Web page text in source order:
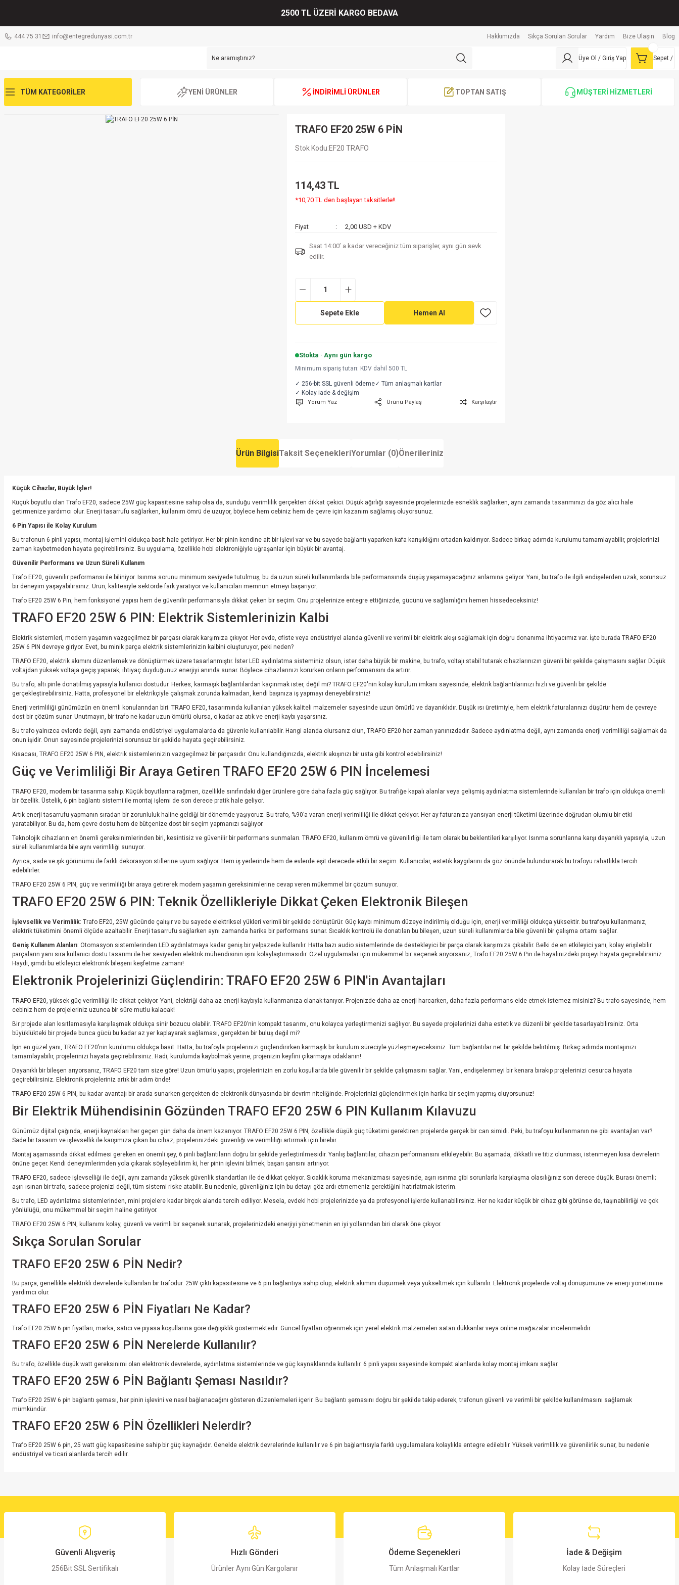
2500 TL ÜZERİ KARGO BEDAVA
444 75 31 info@entegredunyasi.com.tr Hakkımızda Sıkça Sorulan Sorular Yardım Bize Ulaşın Blog
Üye Ol / Giriş Yap Sepet /
TÜM KATEGORİLER YENİ ÜRÜNLER İNDİRİMLİ ÜRÜNLER TOPTAN SATIŞ MÜŞTERİ HİZMETLERİ
TRAFO EF20 25W 6 PİN
Stok Kodu EF20 TRAFO
114,43 TL
*10,70 TL den başlayan taksitlerle!!
Fiyat 2,00 USD + KDV
Saat 14:00’ a kadar vereceğiniz tüm siparişler, aynı gün sevk
edilir.
Sepete Ekle Hemen Al
Stokta · Aynı gün kargo
Minimum sipariş tutarı: KDV dahil 500 TL
✓ 256-bit SSL güvenli ödeme✓ Tüm anlaşmalı kartlar
✓ Kolay iade & değişim
Yorum Yaz Ürünü Paylaş Karşılaştır
Ürün BilgisiTaksit SeçenekleriYorumlar (0)Önerileriniz
Küçük Cihazlar, Büyük İşler!
Küçük boyutlu olan Trafo EF20, sadece 25W güç kapasitesine sahip olsa da, sunduğu verimlilik gerçekten dikkat çekici. Düşük ağırlığı sayesinde projelerinizde esneklik sağlarken, aynı zamanda tasarımınızı da göz alıcı hale
getirmenize yardımcı olur. Enerji tasarrufu sağlarken, kullanım ömrü de uzuyor, böylece hem cebiniz hem de çevre için kazanım sağlamış oluyorsunuz.
6 Pin Yapısı ile Kolay Kurulum
Bu trafonun 6 pinli yapısı, montaj işlemini oldukça basit hale getiriyor. Her bir pinin kendine ait bir işlevi var ve bu sayede bağlantı yaparken kafa karışıklığını ortadan kaldırıyor. Sadece birkaç adımda kurulumu tamamlayabilir, projelerinizi
zaman kaybetmeden hayata geçirebilirsiniz. Bu uygulama, özellikle hobi elektroniğiyle uğraşanlar için büyük bir avantaj.
Güvenilir Performans ve Uzun Süreli Kullanım
Trafo EF20, güvenilir performansı ile biliniyor. Isınma sorunu minimum seviyede tutulmuş, bu da uzun süreli kullanımlarda bile performansında düşüş yaşamayacağınız anlamına geliyor. Yani, bu trafo ile ilgili endişelerden uzak, sorunsuz
bir deneyim yaşayabilirsiniz. Ürün, kalitesiyle sektörde fark yaratıyor ve kullanıcıları memnun etmeyi başarıyor.
Trafo EF20 25W 6 Pin, hem fonksiyonel yapısı hem de güvenilir performansıyla dikkat çeken bir seçim. Onu projelerinize entegre ettiğinizde, gücünü ve sağlamlığını hemen hissedeceksiniz!
TRAFO EF20 25W 6 PIN: Elektrik Sistemlerinizin Kalbi
Elektrik sistemleri, modern yaşamın vazgeçilmez bir parçası olarak karşımıza çıkıyor. Her evde, ofiste veya endüstriyel alanda güvenli ve verimli bir elektrik akışı sağlamak için doğru donanıma ihtiyacımız var. İşte burada TRAFO EF20
25W 6 PIN devreye giriyor. Evet, bu minik parça elektrik sistemlerinizin kalbini oluşturuyor, peki neden?
TRAFO EF20, elektrik akımını düzenlemek ve dönüştürmek üzere tasarlanmıştır. İster LED aydınlatma sisteminiz olsun, ister daha büyük bir makine, bu trafo, voltajı stabil tutarak cihazlarınızın güvenli bir şekilde çalışmasını sağlar. Düşük
voltajdan yüksek voltaja geçiş yaparak, ihtiyaç duyduğunuz enerjiyi anında sunar. Böylece cihazlarınızı korurken onların performansını da artırır.
Bu trafo, altı pinle donatılmış yapısıyla kullanıcı dostudur. Herkes, karmaşık bağlantılardan kaçınmak ister, değil mi? TRAFO EF20'nin kolay kurulum imkanı sayesinde, elektrik bağlantılarınızı hızlı ve güvenli bir şekilde
gerçekleştirebilirsiniz. Hatta, profesyonel bir elektrikçiyle çalışmak zorunda kalmadan, kendi başınıza iş yapmayı deneyebilirsiniz!
Enerji verimliliği günümüzün en önemli konularından biri. TRAFO EF20, tasarımında kullanılan yüksek kaliteli malzemeler sayesinde uzun ömürlü ve dayanıklıdır. Düşük ısı üretimiyle, hem elektrik faturalarınızı düşürür hem de çevreye
dost bir çözüm sunar. Unutmayın, bir trafo ne kadar uzun ömürlü olursa, o kadar az atık ve enerji kaybı yaşarsınız.
Bu trafo yalnızca evlerde değil, aynı zamanda endüstriyel uygulamalarda da güvenle kullanılabilir. Hangi alanda olursanız olun, TRAFO EF20 her zaman yanınızdadır. Sadece aydınlatma değil, aynı zamanda enerji verimliliği sağlamak da
onun işidir. Onun sayesinde projelerinizi sorunsuz bir şekilde hayata geçirebilirsiniz.
Kısacası, TRAFO EF20 25W 6 PIN, elektrik sistemlerinizin vazgeçilmez bir parçasıdır. Onu kullandığınızda, elektrik akışınızı bir usta gibi kontrol edebilirsiniz!
Güç ve Verimliliği Bir Araya Getiren TRAFO EF20 25W 6 PIN İncelemesi
TRAFO EF20, modern bir tasarıma sahip. Küçük boyutlarına rağmen, özellikle sınıfındaki diğer ürünlere göre daha fazla güç sağlıyor. Bu trafiğe kapalı alanlar veya gelişmiş aydınlatma sistemlerinde kullanılan bir trafo için oldukça önemli
bir özellik. Üstelik, 6 pin bağlantı sistemi ile montaj işlemi de son derece pratik hale geliyor.
Artık enerji tasarrufu yapmanın sıradan bir zorunluluk haline geldiği bir dönemde yaşıyoruz. Bu trafo, %90’a varan enerji verimliliği ile dikkat çekiyor. Her ay faturanıza yansıyan enerji tüketimi üzerinde doğrudan olumlu bir etki
yaratabiliyor. Bu da, hem çevre dostu hem de bütçenize dost bir seçim yapmanızı sağlıyor.
Teknolojik cihazların en önemli gereksinimlerinden biri, kesintisiz ve güvenilir bir performans sunmaları. TRAFO EF20, kullanım ömrü ve güvenilirliği ile tam olarak bu beklentileri karşılıyor. Isınma sorunlarına karşı dayanıklı yapısıyla, uzun
süreli kullanımlarda bile aynı verimliliği sunuyor.
Ayrıca, sade ve şık görünümü ile farklı dekorasyon stillerine uyum sağlıyor. Hem iş yerlerinde hem de evlerde eşit derecede etkili bir seçim. Kullanıcılar, estetik kaygılarını da göz önünde bulundurarak bu trafoyu rahatlıkla tercih
edebilirler.
TRAFO EF20 25W 6 PIN, güç ve verimliliği bir araya getirerek modern yaşamın gereksinimlerine cevap veren mükemmel bir çözüm sunuyor.
TRAFO EF20 25W 6 PIN: Teknik Özellikleriyle Dikkat Çeken Elektronik Bileşen
İşlevsellik ve Verimlilik: Trafo EF20, 25W gücünde çalışır ve bu sayede elektriksel yükleri verimli bir şekilde dönüştürür. Güç kaybı minimum düzeye indirilmiş olduğu için, enerji verimliliği oldukça yüksektir. bu trafoyu kullanmanız,
elektrik tüketimini önemli ölçüde azaltabilir. Enerji tasarrufu sağlarken aynı zamanda harika bir performans sunar. Sıcaklık kontrolü ile donatılan bu bileşen, uzun süreli kullanımlarda bile güvenli bir çalışma ortamı sağlar.
Geniş Kullanım Alanları: Otomasyon sistemlerinden LED aydınlatmaya kadar geniş bir yelpazede kullanılır. Hatta bazı audio sistemlerinde de destekleyici bir parça olarak karşımıza çıkabilir. Belki de en etkileyici yanı, kolay erişilebilir
parçaların yanı sıra kullanıcı dostu tasarımı ile her seviyeden elektrik mühendisinin işini kolaylaştırmasıdır. Özel uygulamalar için mükemmel bir seçenek arıyorsanız, Trafo EF20 25W 6 Pin ile hayalinizdeki projeyi hayata geçirebilirsiniz.
Haydi, şimdi bu etkileyici elektronik bileşeni keşfetme zamanı!
Elektronik Projelerinizi Güçlendirin: TRAFO EF20 25W 6 PIN'in Avantajları
TRAFO EF20, yüksek güç verimliliği ile dikkat çekiyor. Yani, elektriği daha az enerji kaybıyla kullanmanıza olanak tanıyor. Projenizde daha az enerji harcarken, daha fazla performans elde etmek istemez misiniz? Bu trafo sayesinde, hem
cebiniz hem de projeleriniz uzunca bir süre mutlu kalacak!
Bir projede alan kısıtlamasıyla karşılaşmak oldukça sinir bozucu olabilir. TRAFO EF20’nin kompakt tasarımı, onu kolayca yerleştirmenizi sağlıyor. Bu sayede projelerinizi daha estetik ve düzenli bir şekilde tasarlayabilirsiniz. Orta
büyüklükteki bir projede bunca gücü bu kadar az yer kaplayarak sağlaması, gerçekten bir buluş değil mi?
İşin en güzel yanı, TRAFO EF20’nin kurulumu oldukça basit. Hatta, bu trafoyla projelerinizi güçlendirirken karmaşık bir kurulum süreciyle yüzleşmeyeceksiniz. Tüm bağlantılar net bir şekilde belirtilmiş. Birkaç adımda montajınızı
tamamlayabilir, projelerinizi hayata geçirebilirsiniz. Hadi, kurulumda kaybolmak yerine, projenizin keyfini çıkarmaya odaklanın!
Dayanıklı bir bileşen arıyorsanız, TRAFO EF20 tam size göre! Uzun ömürlü yapısı, projelerinizin en zorlu koşullarda bile güvenilir bir şekilde çalışmasını sağlar. Yani, endişelenmeyi bir kenara bırakıp projelerinizi cesurca hayata
geçirebilirsiniz. Elektronik projeleriniz artık bir adım önde!
TRAFO EF20 25W 6 PIN, bu kadar avantajı bir arada sunarken gerçekten de elektronik dünyasında bir devrim niteliğinde. Projelerinizi güçlendirmek için harika bir seçim yapmış oluyorsunuz!
Bir Elektrik Mühendisinin Gözünden TRAFO EF20 25W 6 PIN Kullanım Kılavuzu
Günümüz dijital çağında, enerji kaynakları her geçen gün daha da önem kazanıyor. TRAFO EF20 25W 6 PIN, özellikle düşük güç tüketimi gerektiren projelerde gerçek bir can simidi. Peki, bu trafoyu kullanmanın ne gibi avantajları var?
Sade bir tasarım ve işlevsellik ile karşımıza çıkan bu cihaz, projelerinizdeki güvenliği ve verimliliği artırmak için birebir.
Montaj aşamasında dikkat edilmesi gereken en önemli şey, 6 pinli bağlantıların doğru bir şekilde yerleştirilmesidir. Yanlış bağlantılar, cihazın performansını etkileyebilir. Bu aşamada, dikkatli ve titiz olunması, istenmeyen kısa devrelerin
önüne geçer. Kendi deneyimlerimden yola çıkarak söyleyebilirim ki, her pinin işlevini bilmek, başarı şansını artırıyor.
TRAFO EF20, sadece işlevselliği ile değil, aynı zamanda yüksek güvenlik standartları ile de dikkat çekiyor. Sıcaklık koruma mekanizması sayesinde, aşırı ısınma gibi sorunlarla karşılaşma olasılığınız son derece düşük. Burası önemli;
aşırı ısınan bir trafo, sadece projenizi değil, tüm sistemi riske atabilir. Bu nedenle, güvenliğiniz için bu detayı göz ardı etmemeniz gerektiğini hatırlatmak isterim.
Bu trafo, LED aydınlatma sistemlerinden, mini projelere kadar birçok alanda tercih ediliyor. Mesela, evdeki hobi projelerinizde ya da profesyonel işlerde kullanabilirsiniz. Her ne kadar küçük bir cihaz gibi görünse de, taşınabilirliği ve çok
yönlülüğü, onu mükemmel bir seçim haline getiriyor.
TRAFO EF20 25W 6 PIN, kullanımı kolay, güvenli ve verimli bir seçenek sunarak, projelerinizdeki enerjiyi yönetmenin en iyi yollarından biri olarak öne çıkıyor.
Sıkça Sorulan Sorular
TRAFO EF20 25W 6 PİN Nedir?
Bu parça, genellikle elektrikli devrelerde kullanılan bir trafodur. 25W çıktı kapasitesine ve 6 pin bağlantıya sahip olup, elektrik akımını düşürmek veya yükseltmek için kullanılır. Elektronik projelerde voltaj dönüşümüne ve enerji yönetimine
yardımcı olur.
TRAFO EF20 25W 6 PİN Fiyatları Ne Kadar?
Trafo EF20 25W 6 pin fiyatları, marka, satıcı ve piyasa koşullarına göre değişiklik göstermektedir. Güncel fiyatları öğrenmek için yerel elektrik malzemeleri satan dükkanlar veya online mağazalar incelenmelidir.
TRAFO EF20 25W 6 PİN Nerelerde Kullanılır?
Bu trafo, özellikle düşük watt gereksinimi olan elektronik devrelerde, aydınlatma sistemlerinde ve güç kaynaklarında kullanılır. 6 pinli yapısı sayesinde kompakt alanlarda kolay montaj imkanı sağlar.
TRAFO EF20 25W 6 PİN Bağlantı Şeması Nasıldır?
Trafo EF20 25W 6 pin bağlantı şeması, her pinin işlevini ve nasıl bağlanacağını gösteren düzenlemeleri içerir. Bu bağlantı şemasını doğru bir şekilde takip ederek, trafonun güvenli ve verimli bir şekilde kullanılmasını sağlamak
mümkündür.
TRAFO EF20 25W 6 PİN Özellikleri Nelerdir?
Trafo EF20 25W 6 pin, 25 watt güç kapasitesine sahip bir güç kaynağıdır. Genelde elektrik devrelerinde kullanılır ve 6 pin bağlantısıyla farklı uygulamalara kolaylıkla entegre edilebilir. Yüksek verimlilik ve güvenilirlik sunar, bu nedenle
endüstriyel ve ticari alanlarda tercih edilir.
Görüş ve önerileriniz için teşekkür ederiz.
Ürün açıklamasında eksik bilgiler bulunuyor.
Ürün bilgilerinde hatalar bulunuyor.
Güvenli Alışveriş
256Bit SSL Sertifikalı
Hızlı Gönderi
Ürünler Aynı Gün Kargolanır
Ödeme Seçenekleri
Tüm Anlaşmalı Kartlar
İade & Değişim
Kolay İade Süreçleri